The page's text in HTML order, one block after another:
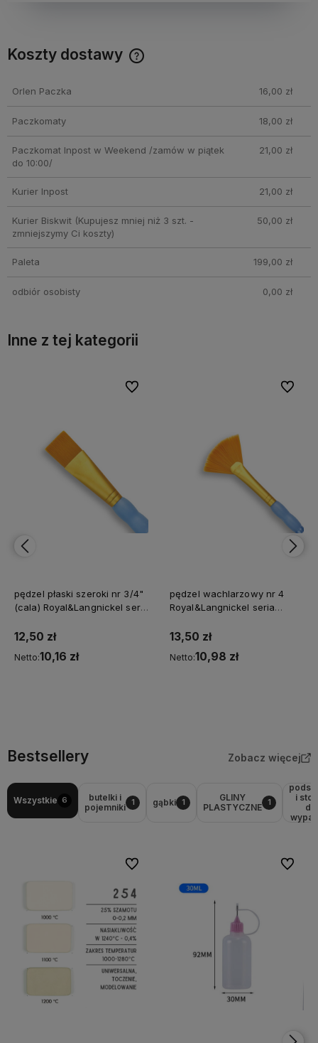
Koszty dostawy
Orlen Paczka 16,00 zł
Paczkomaty 18,00 zł
Paczkomat Inpost w Weekend /zamów w piątek
do 10:00/
21,00 zł
Kurier Inpost 21,00 zł
Kurier Biskwit(Kupujesz mniej niż 3 szt. -
zmniejszymy Ci koszty)
50,00 zł
Paleta 199,00 zł
odbiór osobisty 0,00 zł
Inne z tej kategorii
pędzel płaski szeroki nr 3/4"
(cala) Royal&Langnickel seria
12,50 zł
Netto:10,16 zł
Do ulubionych
pędzel wachlarzowy nr 4
Royal&Langnickel seria
13,50 zł
Netto:10,98 zł
Do
Bestsellery Zobacz więcej
Wszystkie 6
butelki i
pojemniki 1 gąbki 1
GLINY
PLASTYCZNE 1
i
do
Do ulubionych Do